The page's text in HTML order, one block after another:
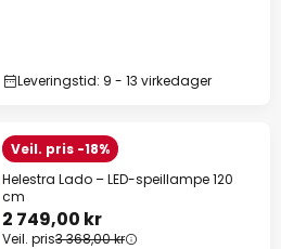
Leveringstid: 9 - 13 virkedager
Veil. pris -18%
Helestra Lado – LED-speillampe 120
cm
2 749,00 kr
Veil. pris3 368,00 kr